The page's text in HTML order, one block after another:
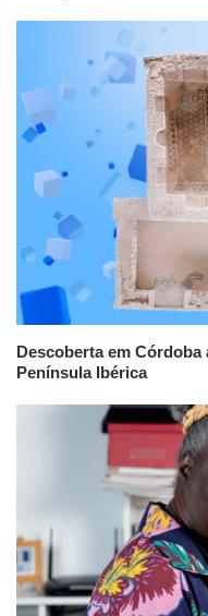
Descoberta em
Península Ibérica